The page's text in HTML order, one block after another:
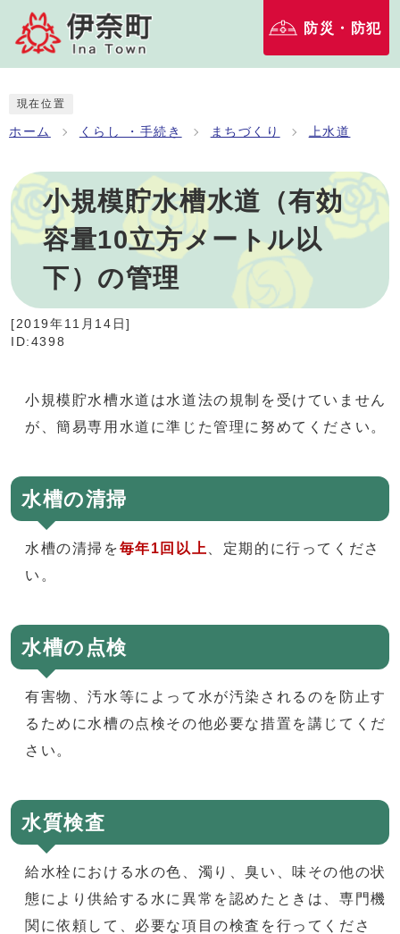
防災・防犯
現在位置
ホーム くらし ・手続き まちづくり 上水道
小規模貯水槽水道（有効
容量10立方メートル以
下）の管理
[2019年11月14日]
ID:4398
小規模貯水槽水道は水道法の規制を受けていません
が、簡易専用水道に準じた管理に努めてください。
水槽の清掃
水槽の清掃を毎年1回以上
、定期的に行ってくださ
い。
水槽の点検
有害物、汚水等によって水が汚染されるのを防止す
るために水槽の点検その他必要な措置を講じてくだ
さい。
水質検査
給水栓における水の色、濁り、臭い、味その他の状
態により供給する水に異常を認めたときは、専門機
関に依頼して、必要な項目の検査を行ってくださ